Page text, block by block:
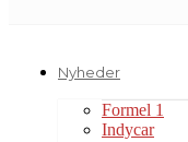
Nyheder
Formel 1
Indycar